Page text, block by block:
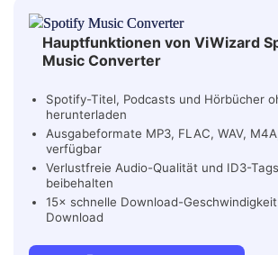
Hauptfunktionen von ViWizard
Music Converter
Spotify-Titel, Podcasts und Hörbücher
herunterladen
Ausgabeformate MP3, FLAC, WAV,
verfügbar
Verlustfreie Audio-Qualität und ID3-
beibehalten
15× schnelle Download-
Download